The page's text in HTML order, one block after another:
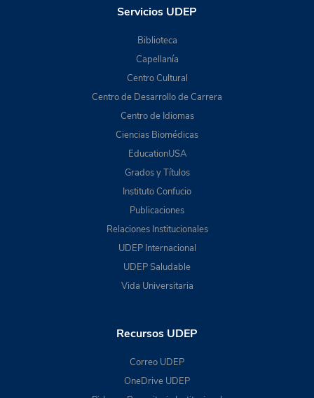
Servicios UDEP
Biblioteca
Capellanía
Centro Cultural
Centro de Desarrollo de Carrera
Centro de Idiomas
Ciencias Biomédicas
EducationUSA
Grados y Títulos
Instituto Confucio
Publicaciones
Relaciones Institucionales
UDEP Internacional
UDEP Saludable
Vida Universitaria
Recursos UDEP
Correo UDEP
OneDrive UDEP